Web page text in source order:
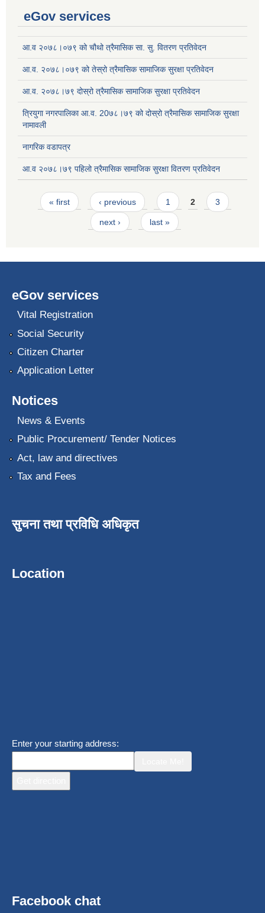
eGov services
आ.व २०७८।०७९ को चौथो त्रैमासिक सा. सु. वितरण प्रतिवेदन
आ.व. २०७८।०७९ को तेस्रो त्रैमासिक सामाजिक सुरक्षा प्रतिवेदन
आ.व. २०७८।७९ दोस्रो त्रैमासिक सामाजिक सुरक्षा प्रतिवेदन
त्रियुगा नगरपालिका आ.व. 20७८।७९ को दोस्रो त्रैमासिक सामाजिक सुरक्षा
नामावली
नागरिक वडापत्र
आ.व २०७८।७९ पहिलो त्रैमासिक सामाजिक सुरक्षा वितरण प्रतिवेदन
Pages
« first ‹ previous 1 2 3
next › last »
eGov services
Vital Registration
Social Security
Citizen Charter
Application Letter
Notices
News & Events
Public Procurement/ Tender Notices
Act, law and directives
Tax and Fees
सुचना तथा प्रविधि अधिकृत
Location
Enter your starting address:
Facebook chat